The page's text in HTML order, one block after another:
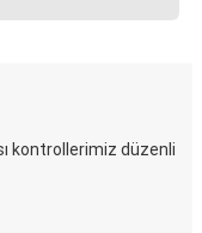
kontrollerimiz düzenli